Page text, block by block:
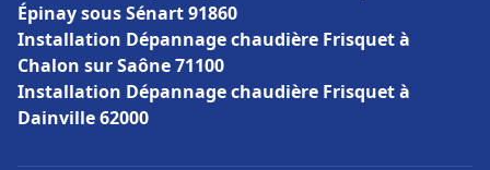
Épinay sous Sénart 91860
Installation Dépannage chaudière Frisquet à
Chalon sur Saône 71100
Installation Dépannage chaudière Frisquet à
Dainville 62000